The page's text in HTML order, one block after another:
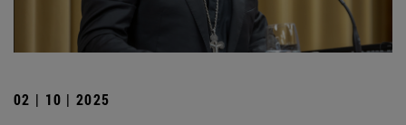
02 | 10 | 2025